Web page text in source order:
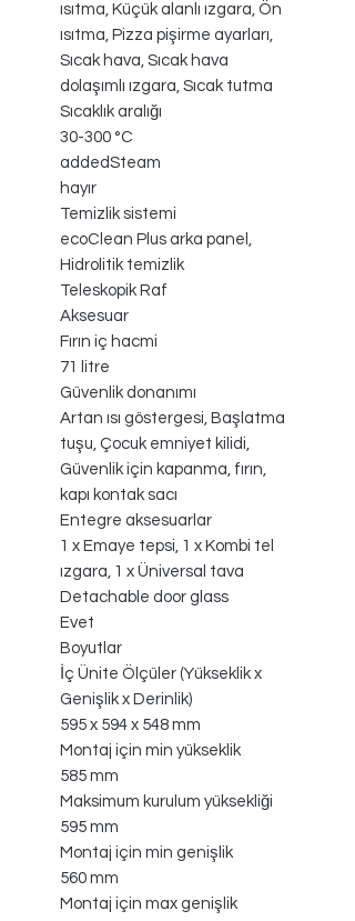
ısıtma, Küçük alanlı ızgara, Ön
ısıtma, Pizza pişirme ayarları,
Sıcak hava, Sıcak hava
dolaşımlı ızgara, Sıcak tutma
Sıcaklık aralığı
30-300 °C
addedSteam
hayır
Temizlik sistemi
ecoClean Plus arka panel,
Hidrolitik temizlik
Teleskopik Raf
Aksesuar
Fırın iç hacmi
71 litre
Güvenlik donanımı
Artan ısı göstergesi, Başlatma
tuşu, Çocuk emniyet kilidi,
Güvenlik için kapanma, fırın,
kapı kontak sacı
Entegre aksesuarlar
1 x Emaye tepsi, 1 x Kombi tel
ızgara, 1 x Üniversal tava
Detachable door glass
Evet
Boyutlar
İç Ünite Ölçüler (Yükseklik x
Genişlik x Derinlik)
595 x 594 x 548 mm
Montaj için min yükseklik
585 mm
Maksimum kurulum yüksekliği
595 mm
Montaj için min genişlik
560 mm
Montaj için max genişlik